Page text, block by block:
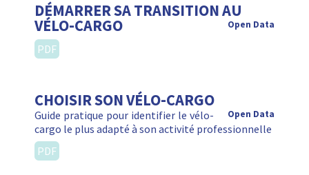
DÉMARRER SA TRANSITION AU
VÉLO-CARGO Open Data
PDF
CHOISIR SON VÉLO-CARGO
Open Data
Guide pratique pour identifier le vélo-
cargo le plus adapté à son activité professionnelle
PDF